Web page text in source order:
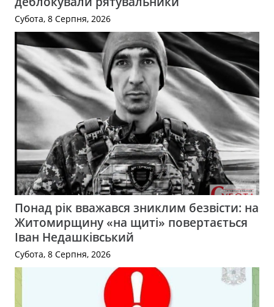
Субота, 8 Серпня, 2026
Понад рік вважався зниклим безвісти: на
Житомирщину «на щиті» повертається
Іван Недашківський
Субота, 8 Серпня, 2026